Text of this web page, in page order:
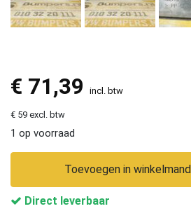
€ 71,39 incl. btw
€ 59 excl. btw
1 op voorraad
Toevoegen in winkelmand
Direct leverbaar